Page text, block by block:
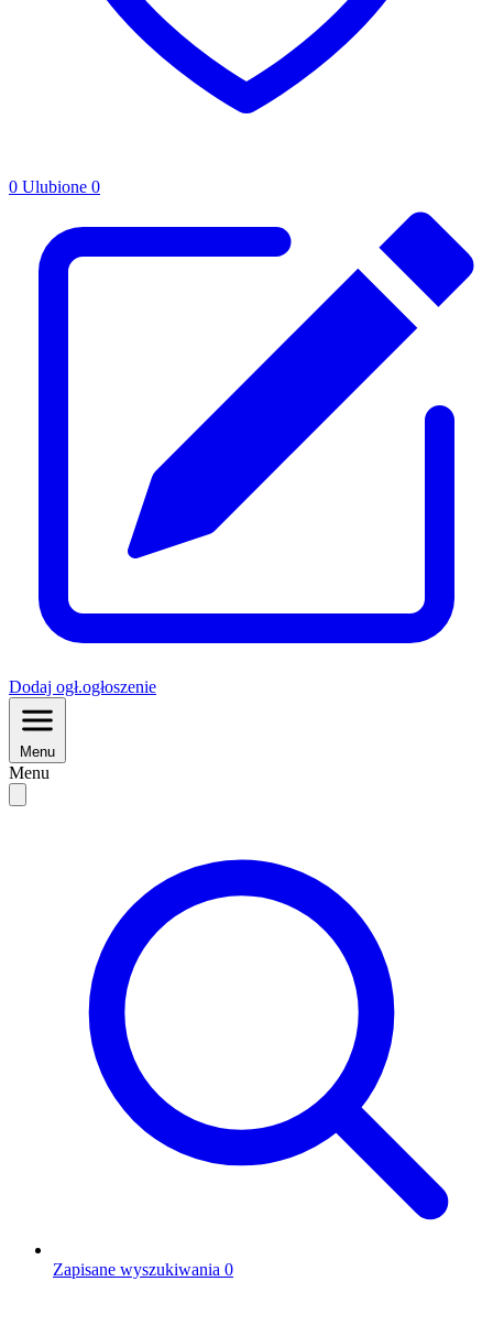
0 Ulubione 0
Dodaj ogł.ogłoszenie
Menu
Menu
Zapisane wyszukiwania 0